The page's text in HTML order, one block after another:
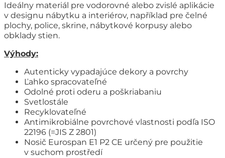
Ideálny materiál pre vodorovné alebo zvislé aplikácie
v designu nábytku a interiérov, například pre čelné
plochy, police, skrine, nábytkové korpusy alebo
obklady stien.
Výhody:
Autenticky vypadajúce dekory a povrchy
Ľahko spracovateľné
Odolné proti oderu a poškriabaniu
Svetlostále
Recyklovateľné
Antimikrobiálne povrchové vlastnosti podľa ISO
22196 (=JIS Z 2801)
Nosič Eurospan E1 P2 CE určený pre použitie
v suchom prostředí